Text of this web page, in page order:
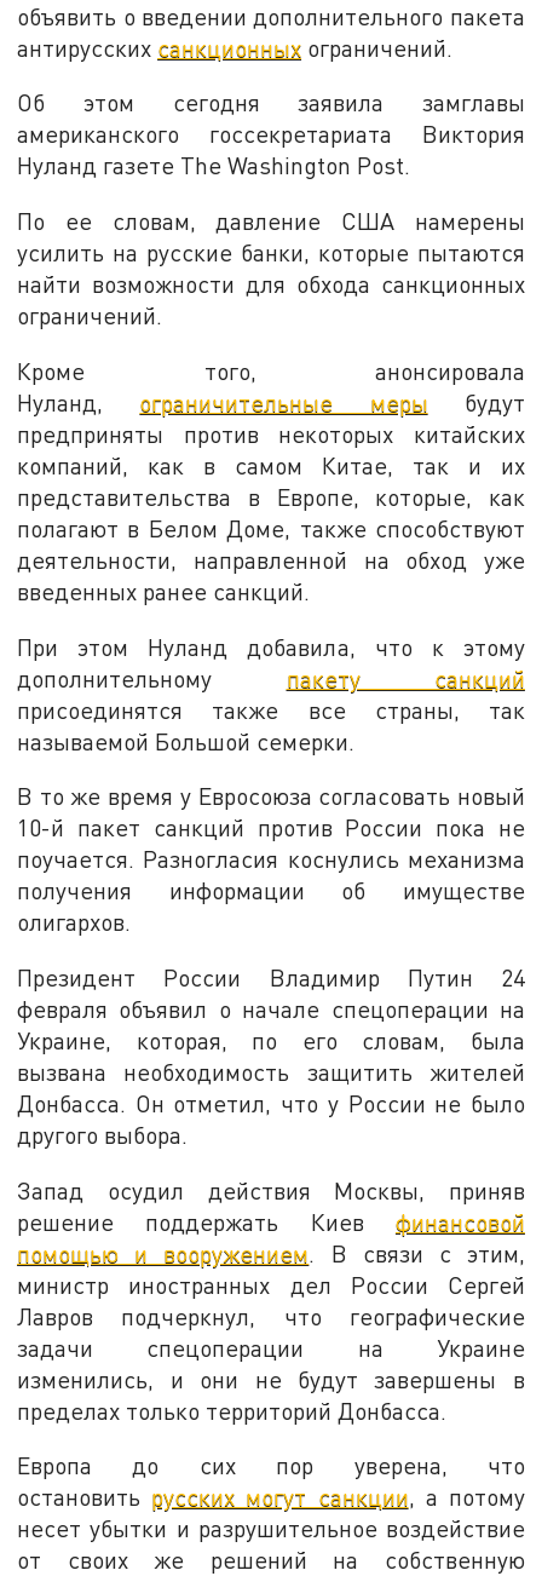
объявить о введении дополнительного пакета
антирусских санкционных ограничений.
Об этом сегодня заявила замглавы
американского госсекретариата Виктория
Нуланд газете The Washington Post.
По ее словам, давление США намерены
усилить на русские банки, которые пытаются
найти возможности для обхода санкционных
ограничений.
Кроме того, анонсировала
Нуланд, ограничительные меры будут
предприняты против некоторых китайских
компаний, как в самом Китае, так и их
представительства в Европе, которые, как
полагают в Белом Доме, также способствуют
деятельности, направленной на обход уже
введенных ранее санкций.
При этом Нуланд добавила, что к этому
дополнительному пакету санкций
присоединятся также все страны, так
называемой Большой семерки.
В то же время у Евросоюза согласовать новый
10-й пакет санкций против России пока не
поучается. Разногласия коснулись механизма
получения информации об имуществе
олигархов.
Президент России Владимир Путин 24
февраля объявил о начале спецоперации на
Украине, которая, по его словам, была
вызвана необходимость защитить жителей
Донбасса. Он отметил, что у России не было
другого выбора.
Запад осудил действия Москвы, приняв
решение поддержать Киев финансовой
помощью и вооружением . В связи с этим,
министр иностранных дел России Сергей
Лавров подчеркнул, что географические
задачи спецоперации на Украине
изменились, и они не будут завершены в
пределах только территорий Донбасса.
Европа до сих пор уверена, что
остановить русских могут санкции, а потому
несет убытки и разрушительное воздействие
от своих же решений на собственную